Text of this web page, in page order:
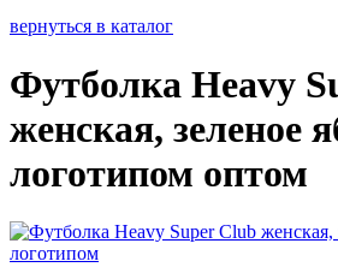
вернуться в каталог
Футболка Heavy
женская, зеленое
логотипом оптом